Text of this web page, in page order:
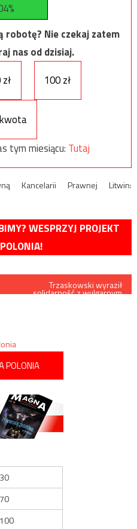
robotę? Nie czekaj zatem
nas od dzisiaj.
100 zł
tym miesiącu: Tutaj
Kancelarii Prawnej Litwin:
WESPRZYJ PROJEKT
Trzaskowski wyraził
solidarność z wulgarnym
POLONIA
30
70
100